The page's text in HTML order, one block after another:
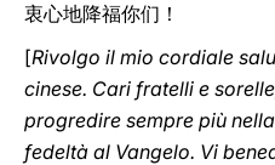
衷心地降福你们！
[Rivolgo il mio cordiale
cinese. Cari fratelli e
progredire sempre più
fedeltà al Vangelo. Vi